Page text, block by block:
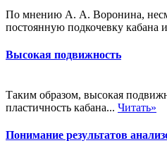
По мнению А. А. Воронина,
постоянную подкочевку кабана
Высокая подвижность
Таким образом, высокая
пластичность кабана... Читать»
Понимание результатов